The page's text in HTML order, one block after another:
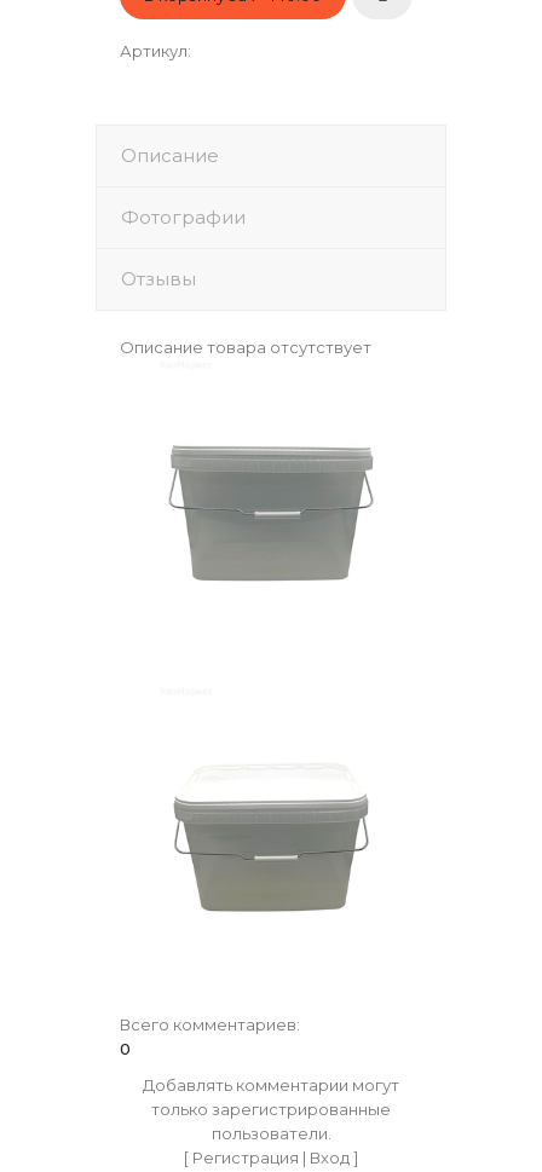
Артикул:
Описание
Фотографии
Отзывы
Описание товара отсутствует
Всего комментариев:
0
Добавлять комментарии могут
только зарегистрированные
пользователи.
[ Регистрация | Вход]